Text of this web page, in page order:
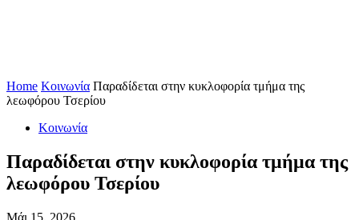
Home Κοινωνία Παραδίδεται στην κυκλοφορία τμήμα της
λεωφόρου Τσερίου
Κοινωνία
Παραδίδεται στην κυκλοφορία τμήμα της
λεωφόρου Τσερίου
Μάι 15, 2026